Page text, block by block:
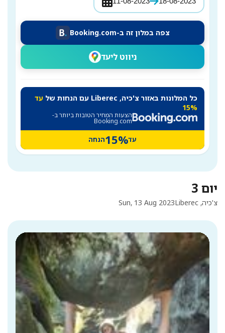
צפה במלון זה ב-Booking.com
ניווט ליעד
כל המלונות באזור צ'כיה, Liberec עם הנחות של
עד
15%
הצעות המחיר הטובות ביותר ב-
Booking.com
עד15%הנחה
יום 3
Sun, 13 Aug 2023 צ'כיה, Liberec